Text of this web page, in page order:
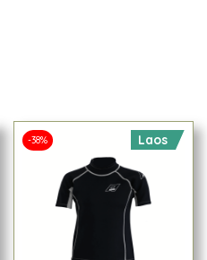
-38% Laos